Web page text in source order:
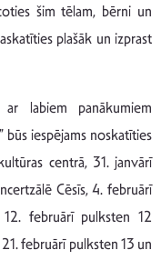
šim tēlam, bērni un
plašāk un izprast
labiem panākumiem
būs iespējams noskatīties
centrā, 31. janvārī
Cēsīs, 4. februārī
februārī pulksten 12
februārī pulksten 13 un